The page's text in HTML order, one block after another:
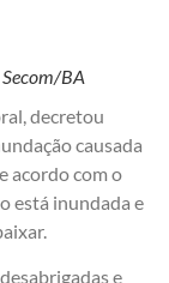
BA
decretou
causada
acordo com o
está inundada e
e